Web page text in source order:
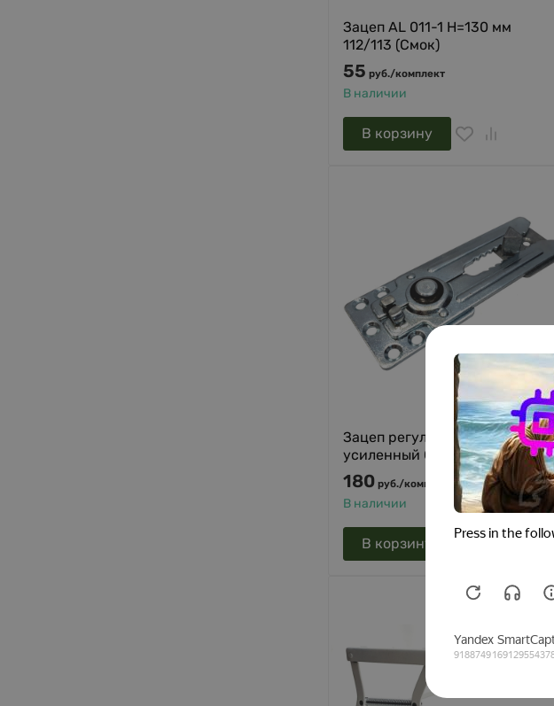
Зацеп AL 011-1 H=130 мм
112/113 (Смок)
55 руб./комплект
В наличии
В корзину
Зацеп регулируемый
усиленный CZ 149 A-1 (Китай)
180 руб./комплект
В наличии
В корзину